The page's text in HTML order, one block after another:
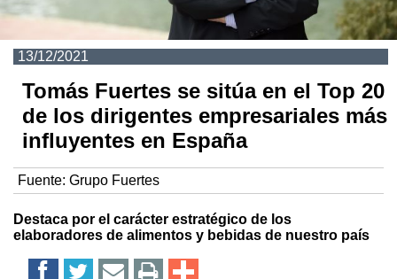
13/12/2021
Tomás Fuertes se sitúa en el Top 20
de los dirigentes empresariales más
influyentes en España
Fuente: Grupo Fuertes
Destaca por el carácter estratégico de los
elaboradores de alimentos y bebidas de nuestro país